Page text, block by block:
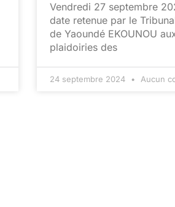
Vendredi 27 septembre
date retenue par le
de Yaoundé EKOUNOU
plaidoiries des
24 septembre 2024 Aucun